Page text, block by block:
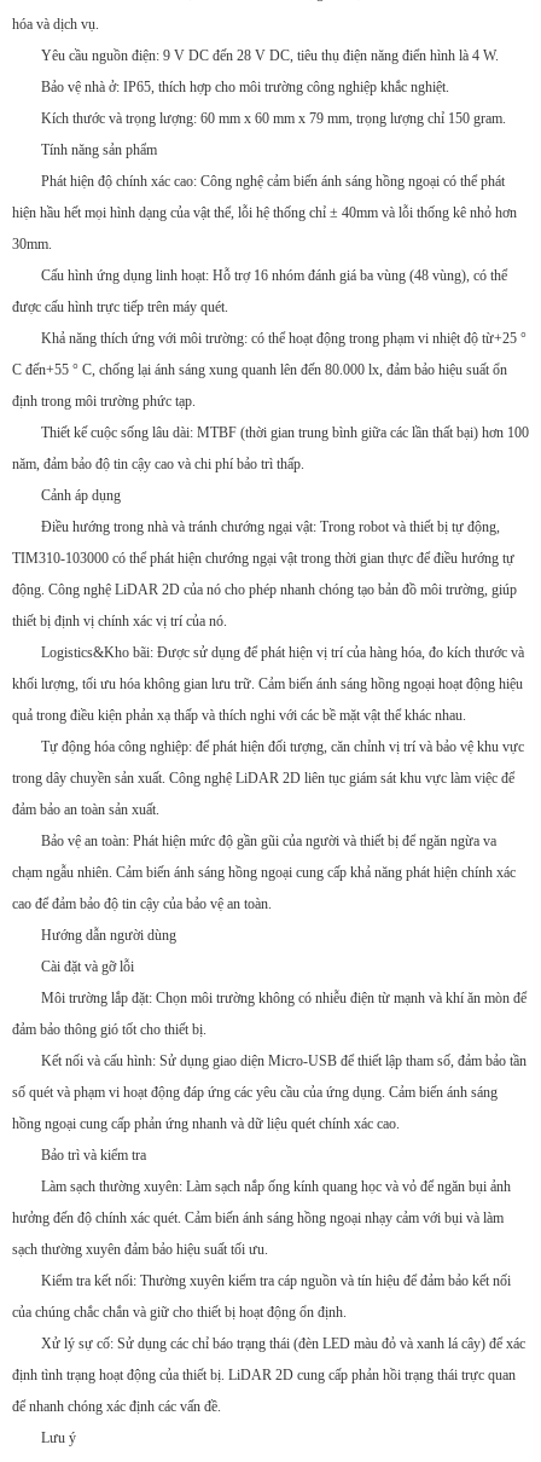
hóa và dịch vụ.
Yêu cầu nguồn điện: 9 V DC đến 28 V DC, tiêu thụ điện năng điển hình là 4 W.
Bảo vệ nhà ở: IP65, thích hợp cho môi trường công nghiệp khắc nghiệt.
Kích thước và trọng lượng: 60 mm x 60 mm x 79 mm, trọng lượng chỉ 150 gram.
Tính năng sản phẩm
Phát hiện độ chính xác cao: Công nghệ cảm biến ánh sáng hồng ngoại có thể phát
hiện hầu hết mọi hình dạng của vật thể, lỗi hệ thống chỉ ± 40mm và lỗi thống kê nhỏ hơn
30mm.
Cấu hình ứng dụng linh hoạt: Hỗ trợ 16 nhóm đánh giá ba vùng (48 vùng), có thể
được cấu hình trực tiếp trên máy quét.
Khả năng thích ứng với môi trường: có thể hoạt động trong phạm vi nhiệt độ từ+25 °
C đến+55 ° C, chống lại ánh sáng xung quanh lên đến 80.000 lx, đảm bảo hiệu suất ổn
định trong môi trường phức tạp.
Thiết kế cuộc sống lâu dài: MTBF (thời gian trung bình giữa các lần thất bại) hơn 100
năm, đảm bảo độ tin cậy cao và chi phí bảo trì thấp.
Cảnh áp dụng
Điều hướng trong nhà và tránh chướng ngại vật: Trong robot và thiết bị tự động,
TIM310-103000 có thể phát hiện chướng ngại vật trong thời gian thực để điều hướng tự
động. Công nghệ LiDAR 2D của nó cho phép nhanh chóng tạo bản đồ môi trường, giúp
thiết bị định vị chính xác vị trí của nó.
Logistics&Kho bãi: Được sử dụng để phát hiện vị trí của hàng hóa, đo kích thước và
khối lượng, tối ưu hóa không gian lưu trữ. Cảm biến ánh sáng hồng ngoại hoạt động hiệu
quả trong điều kiện phản xạ thấp và thích nghi với các bề mặt vật thể khác nhau.
Tự động hóa công nghiệp: để phát hiện đối tượng, căn chỉnh vị trí và bảo vệ khu vực
trong dây chuyền sản xuất. Công nghệ LiDAR 2D liên tục giám sát khu vực làm việc để
đảm bảo an toàn sản xuất.
Bảo vệ an toàn: Phát hiện mức độ gần gũi của người và thiết bị để ngăn ngừa va
chạm ngẫu nhiên. Cảm biến ánh sáng hồng ngoại cung cấp khả năng phát hiện chính xác
cao để đảm bảo độ tin cậy của bảo vệ an toàn.
Hướng dẫn người dùng
Cài đặt và gỡ lỗi
Môi trường lắp đặt: Chọn môi trường không có nhiễu điện từ mạnh và khí ăn mòn để
đảm bảo thông gió tốt cho thiết bị.
Kết nối và cấu hình: Sử dụng giao diện Micro-USB để thiết lập tham số, đảm bảo tần
số quét và phạm vi hoạt động đáp ứng các yêu cầu của ứng dụng. Cảm biến ánh sáng
hồng ngoại cung cấp phản ứng nhanh và dữ liệu quét chính xác cao.
Bảo trì và kiểm tra
Làm sạch thường xuyên: Làm sạch nắp ống kính quang học và vỏ để ngăn bụi ảnh
hưởng đến độ chính xác quét. Cảm biến ánh sáng hồng ngoại nhạy cảm với bụi và làm
sạch thường xuyên đảm bảo hiệu suất tối ưu.
Kiểm tra kết nối: Thường xuyên kiểm tra cáp nguồn và tín hiệu để đảm bảo kết nối
của chúng chắc chắn và giữ cho thiết bị hoạt động ổn định.
Xử lý sự cố: Sử dụng các chỉ báo trạng thái (đèn LED màu đỏ và xanh lá cây) để xác
định tình trạng hoạt động của thiết bị. LiDAR 2D cung cấp phản hồi trạng thái trực quan
để nhanh chóng xác định các vấn đề.
Lưu ý